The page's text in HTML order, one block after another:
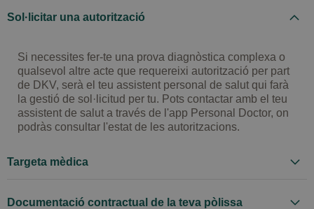
Sol·licitar una autorització
Si necessites fer-te una prova diagnòstica complexa o
qualsevol altre acte que requereixi autorització per part
de DKV, serà el teu assistent personal de salut qui farà
la gestió de sol·licitud per tu. Pots contactar amb el teu
assistent de salut a través de l'app Personal Doctor, on
podràs consultar l'estat de les autoritzacions.
Targeta mèdica
Documentació contractual de la teva pòlissa